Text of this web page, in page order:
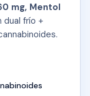
mg, Mentol
dual frío +